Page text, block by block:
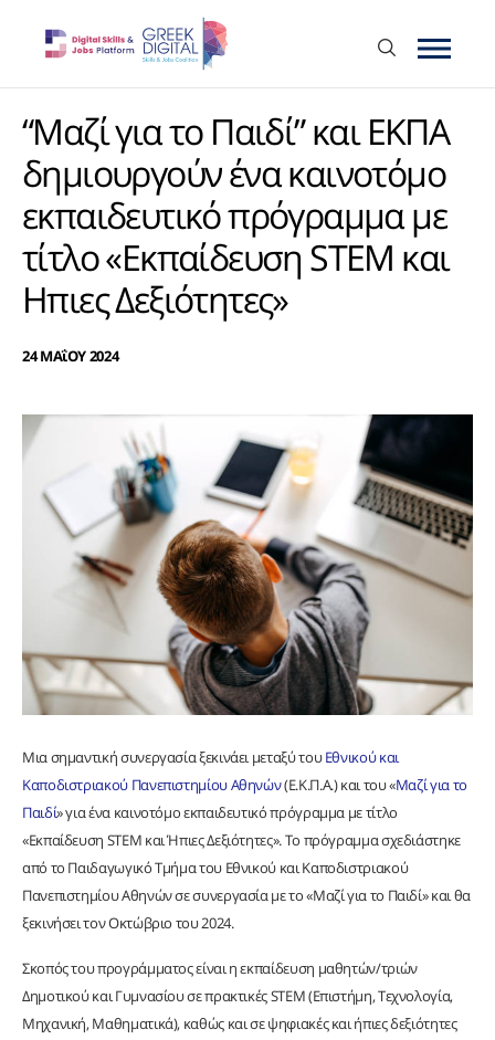
“Μαζί για το Παιδί” και ΕΚΠΑ
δημιουργούν ένα καινοτόμο
εκπαιδευτικό πρόγραμμα με
τίτλο «Εκπαίδευση STEM και
Hπιες Δεξιότητες»
24 ΜΑΐΟΥ 2024
Μια σημαντική συνεργασία ξεκινάει μεταξύ τουΕθνικού και
Καποδιστριακού Πανεπιστημίου Αθηνών(Ε.Κ.Π.Α.) και του «Μαζί για το
Παιδί» για ένα καινοτόμο εκπαιδευτικό πρόγραμμα με τίτλο
«Εκπαίδευση STEM και Ήπιες Δεξιότητες». Το πρόγραμμα σχεδιάστηκε
από το Παιδαγωγικό Τμήμα του Εθνικού και Καποδιστριακού
Πανεπιστημίου Αθηνών σε συνεργασία με το «Μαζί για το Παιδί» και θα
ξεκινήσει τον Οκτώβριο του 2024.
Σκοπός του προγράμματος είναι η εκπαίδευση μαθητών/τριών
Δημοτικού και Γυμνασίου σε πρακτικές STEM (Επιστήμη, Τεχνολογία,
Μηχανική, Μαθηματικά), καθώς και σε ψηφιακές και ήπιες δεξιότητες